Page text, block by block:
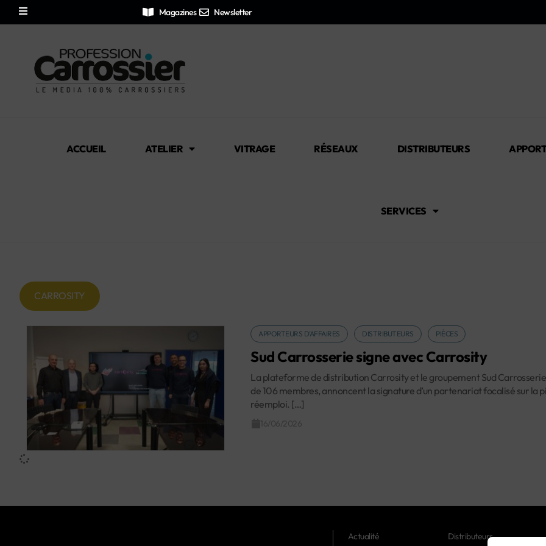
Magazines Newsletter
ACCUEIL ATELIER VITRAGE RÉSEAUX DISTRIBUTEURS
SERVICES
CARROSITY
APPORTEURS D’AFFAIRES DISTRIBUTEURS PIÈCES
Sud Carrosserie signe avec Carrosity
La plateforme de distribution Carrosity et le groupement Sud
de 106 membres, annoncent la signature d’un partenariat focalisé sur la
réemploi. […]
Actualité Distributeurs